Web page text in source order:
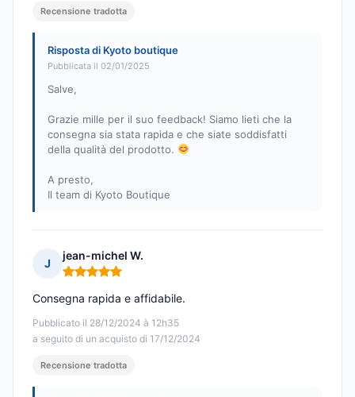
Recensione tradotta
Risposta di Kyoto boutique
Pubblicata il 02/01/2025
Salve,
Grazie mille per il suo feedback! Siamo lieti che la
consegna sia stata rapida e che siate soddisfatti
della qualità del prodotto.
A presto,
Il team di Kyoto Boutique
J
jean-michel W.
Nota: 5 su 5
Pubblicato il 28/12/2024 à 12h35
a seguito di un acquisto di 17/12/2024
Consegna rapida e affidabile.
Recensione tradotta